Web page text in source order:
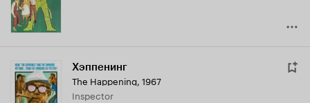
Хэппенинг
The Happening, 1967
Inspector